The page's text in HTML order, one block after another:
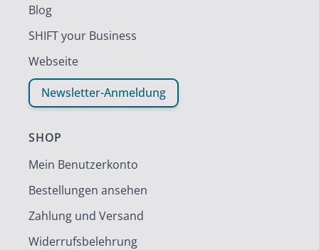
Blog
SHIFT your Business
Webseite
Newsletter-Anmeldung
SHOP
Mein Benutzerkonto
Bestellungen ansehen
Zahlung und Versand
Widerrufsbelehrung